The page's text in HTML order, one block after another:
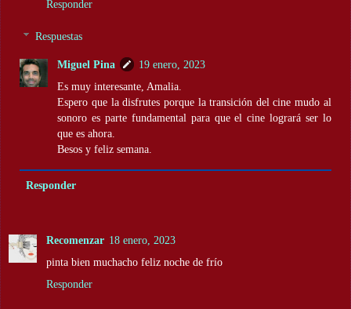
Responder
Respuestas
Miguel Pina
19 enero, 2023
Es muy interesante, Amalia.
Espero que la disfrutes porque la transición del cine mudo al
sonoro es parte fundamental para que el cine logrará ser lo
que es ahora.
Besos y feliz semana.
Responder
Recomenzar 18 enero, 2023
pinta bien muchacho feliz noche de frío
Responder